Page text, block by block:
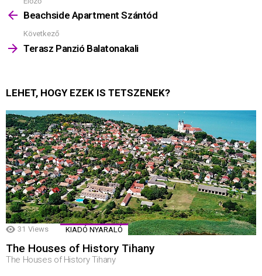
Mutass
többetBeachside Apartment Szántód
Következő
Terasz Panzió Balatonakali
LEHET, HOGY EZEK IS TETSZENEK?
31 Views KIADÓ NYARALÓ
The Houses of History Tihany
The Houses of History Tihany